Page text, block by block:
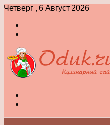
Четверг , 6 Август 2026